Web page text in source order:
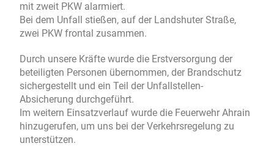
mit zweit PKW alarmiert.
Bei dem Unfall stießen, auf der Landshuter Straße,
zwei PKW frontal zusammen.
Durch unsere Kräfte wurde die Erstversorgung der
beteiligten Personen übernommen, der Brandschutz
sichergestellt und ein Teil der Unfallstellen-
Absicherung durchgeführt.
Im weitern Einsatzverlauf wurde die Feuerwehr Ahrain
hinzugerufen, um uns bei der Verkehrsregelung zu
unterstützen.